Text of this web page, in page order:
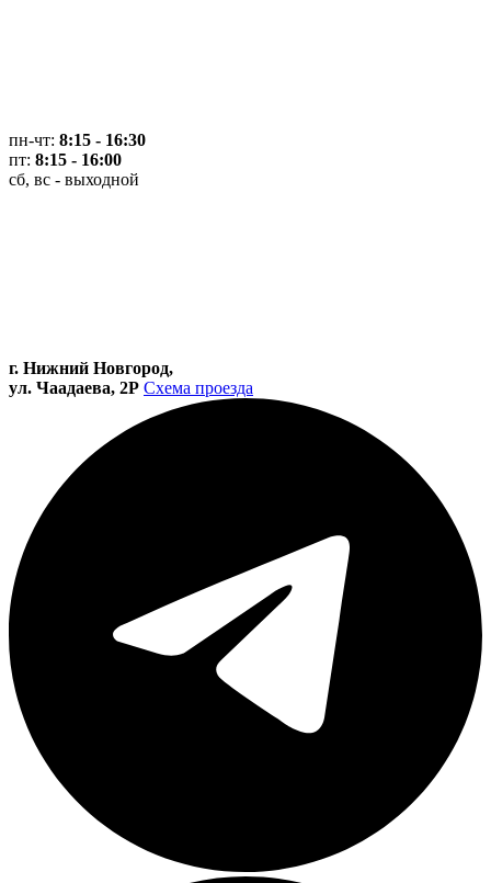
пн-чт: 8:15 - 16:30
пт: 8:15 - 16:00
сб, вс - выходной
г. Нижний Новгород,
ул. Чаадаева, 2Р Схема проезда